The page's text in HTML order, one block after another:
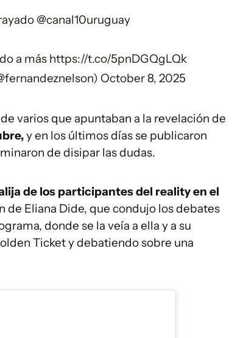
@canal10uruguay
a más https://t.co/5pnDGQgLQk
October 8, 2025
varios que apuntaban a la revelación de
y en los últimos días se publicaron
de disipar las dudas.
de los participantes del reality en el
de Eliana Dide, que condujo los debates
donde se la veía a ella y a su
Ticket y debatiendo sobre una